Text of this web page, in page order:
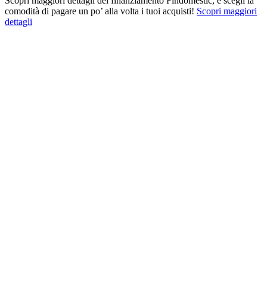
comodità di pagare un po’ alla volta i tuoi acquisti! Scopri maggiori
dettagli